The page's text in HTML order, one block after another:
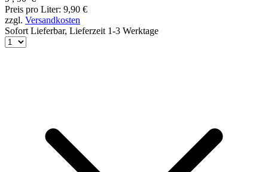
Preis pro Liter: 9,90 €
zzgl. Versandkosten
Sofort Lieferbar, Lieferzeit 1-3 Werktage